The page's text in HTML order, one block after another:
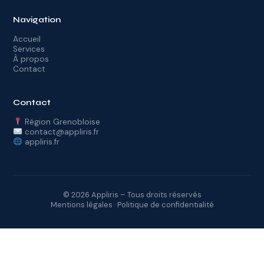
Navigation
Accueil
Services
À propos
Contact
Contact
Région Grenobloise
contact@appliris.fr
appliris.fr
© 2026 Appliris – Tous droits réservés
Mentions légales · Politique de confidentialité